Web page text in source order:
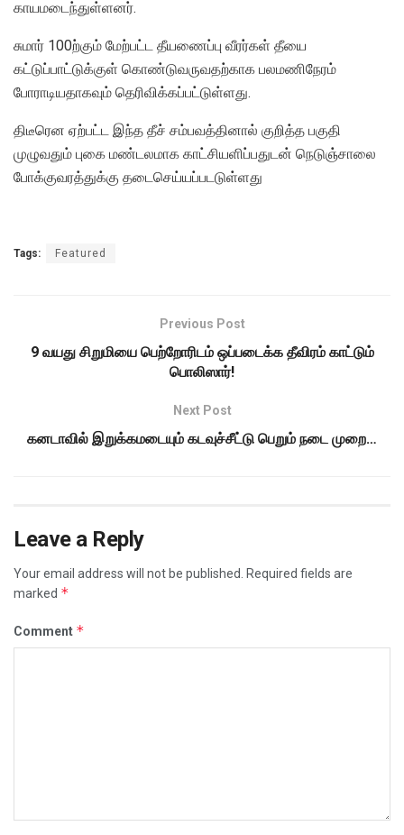
காயமடைந்துள்ளனர்.
சுமார் 100ற்கும் மேற்பட்ட தீயணைப்பு வீரர்கள் தீயை
கட்டுப்பாட்டுக்குள் கொண்டுவருவதற்காக பலமணிநேரம்
போராடியதாகவும் தெரிவிக்கப்பட்டுள்ளது.
திடீரென ஏற்பட்ட இந்த தீச் சம்பவத்தினால் குறித்த பகுதி
முழுவதும் புகை மண்டலமாக காட்சியளிப்பதுடன் நெடுஞ்சாலை
போக்குவரத்துக்கு தடைசெய்யப்படடுள்ளது
Tags: Featured
Previous Post
9 வயது சிறுமியை பெற்றோரிடம் ஒப்படைக்க தீவிரம் காட்டும்
பொலிஸார்!
Next Post
கனடாவில் இறுக்கமடையும் கடவுச்சீட்டு பெறும் நடை முறை…
Leave a Reply
Your email address will not be published.
Required fields are
marked *
Comment *